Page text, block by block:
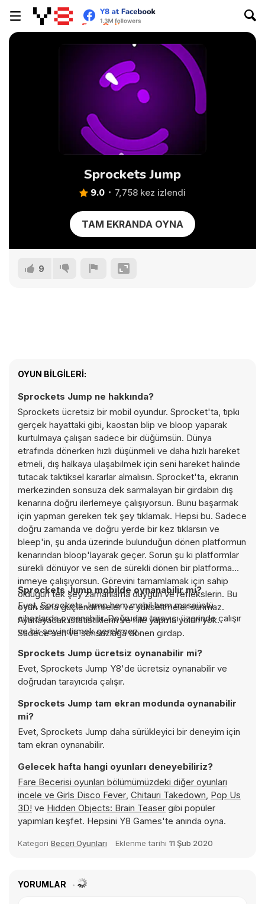
Sprockets Jump
9.0 7,758 kez izlendi
TAM EKRANDA OYNA
9
OYUN BILGILERI:
Sprockets Jump ne hakkında?
Sprockets ücretsiz bir mobil oyundur. Sprocket'ta, tıpkı
gerçek hayattaki gibi, kaostan blip ve bloop yaparak
kurtulmaya çalışan sadece bir düğümsün. Dünya
etrafında dönerken hızlı düşünmeli ve daha hızlı hareket
etmeli, dış halkaya ulaşabilmek için seni hareket halinde
tutacak taktiksel kararlar almalısın. Sprocket'ta, ekranın
merkezinden sonsuza dek sarmalayan bir girdabın dış
kenarına doğru ilerlemeye çalışıyorsun. Bunu başarmak
için yapman gereken tek şey tıklamak. Hepsi bu. Sadece
doğru zamanda ve doğru yerde bir kez tıklarsın ve
bleep'in, şu anda üzerinde bulunduğun dönen platformun
kenarından bloop'layarak geçer. Sorun şu ki platformlar
sürekli dönüyor ve sen de sürekli dönen bir platforma
inmeye çalışıyorsun. Görevini tamamlamak için sahip
olduğun tek şey zamanlama duygun ve reflekslerin. Bu
oyun sana güçlendirmeler ve yükseltmeler sunmaz.
Ayarlayacak istatistiklerin ve hile yapma yolun yok.
Sadece sen ve sonsuzluğa dönen girdap.
Sprockets Jump mobilde oynanabilir mi?
Evet, Sprockets Jump hem mobil hem masaüstü
cihazlarda oynanabilir. Doğrudan tarayıcı üzerinde çalışır
ve bir şey indirmek gerekmez.
Sprockets Jump ücretsiz oynanabilir mi?
Evet, Sprockets Jump Y8'de ücretsiz oynanabilir ve
doğrudan tarayıcıda çalışır.
Sprockets Jump tam ekran modunda oynanabilir
mi?
Evet, Sprockets Jump daha sürükleyici bir deneyim için
tam ekran oynanabilir.
Gelecek hafta hangi oyunları deneyebiliriz?
Fare Becerisi oyunları bölümümüzdeki diğer oyunları
incele ve Girls Disco Fever, Chitauri Takedown, Pop Us
3D! ve Hidden Objects: Brain Teaser gibi popüler
yapımları keşfet. Hepsini Y8 Games'te anında oyna.
Kategori Beceri Oyunları Eklenme tarihi 11 Şub 2020
YORUMLAR